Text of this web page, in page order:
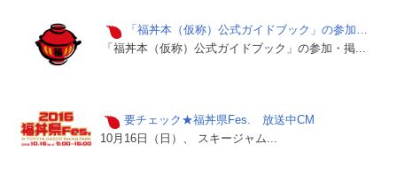
「福丼本（仮称）公式ガイドブック」の参加…
「福丼本（仮称）公式ガイドブック」の参加・掲...
要チェック★福丼県Fes. 放送中CM
10月16日（日）、 スキージャム...